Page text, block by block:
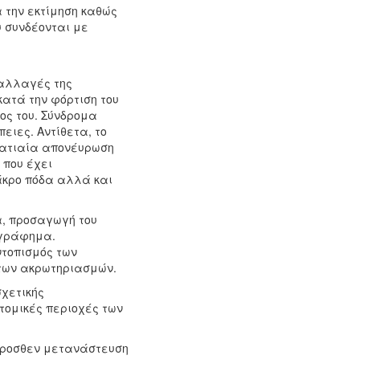
εκτίμηση καθώς
με
της
την φόρτιση του
του. Σύνδρομα
Αντίθετα, το
απονέυρωση
έχει
πόδα αλλά και
προσαγωγή του
των
ακρωτηριασμών.
περιοχές των
μετανάστευση